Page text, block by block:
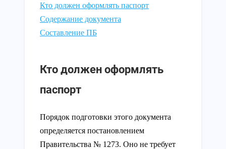
Кто должен оформлять паспорт
Содержание документа
Составление ПБ
Кто должен оформлять
паспорт
Порядок подготовки этого документа
определяется постановлением
Правительства № 1273. Оно не требует